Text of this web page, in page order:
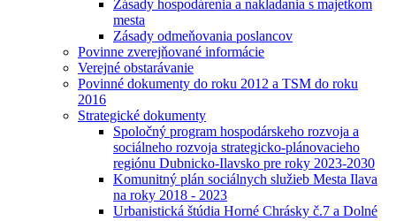
Zásady hospodárenia a nakladania s majetkom
mesta
Zásady odmeňovania poslancov
Povinne zverejňované informácie
Verejné obstarávanie
Povinné dokumenty do roku 2012 a TSM do roku
2016
Strategické dokumenty
Spoločný program hospodárskeho rozvoja a
sociálneho rozvoja strategicko-plánovacieho
regiónu Dubnicko-Ilavsko pre roky 2023-2030
Komunitný plán sociálnych služieb Mesta Ilava
na roky 2018 - 2023
Urbanistická štúdia Horné Chrásky č.7 a Dolné